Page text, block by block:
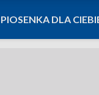
PIOSENKA DLA